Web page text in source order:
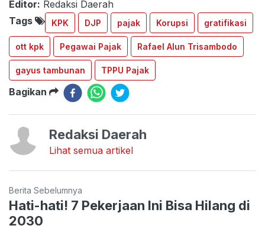
Editor: Redaksi Daerah
Tags
KPK DJP pajak Korupsi gratifikasi
ott kpk Pegawai Pajak Rafael Alun Trisambodo
gayus tambunan TPPU Pajak
Bagikan
Redaksi Daerah
Lihat semua artikel
Berita Sebelumnya
Hati-hati! 7 Pekerjaan Ini Bisa Hilang di
2030